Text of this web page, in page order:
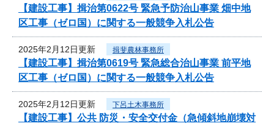
【建設工事】揖治第0622号 緊急予防治山事業 畑中地
区工事（ゼロ国）に関する一般競争入札公告
2025年2月12日更新 揖斐農林事務所
【建設工事】揖治第0619号 緊急総合治山事業 前平地
区工事（ゼロ国）に関する一般競争入札公告
2025年2月12日更新 下呂土木事務所
【建設工事】公共 防災・安全交付金（急傾斜地崩壊対